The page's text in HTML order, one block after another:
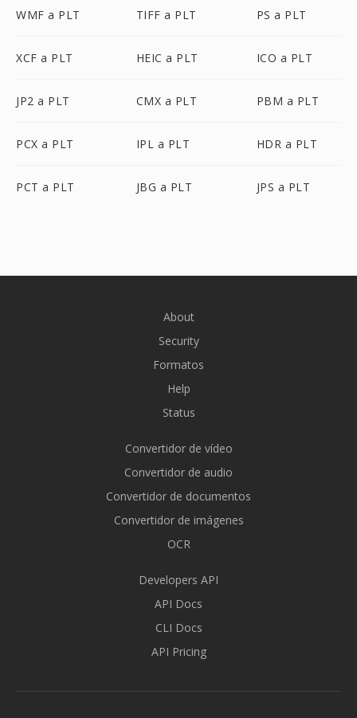
WMF a PLT TIFF a PLT PS a PLT
XCF a PLT HEIC a PLT ICO a PLT
JP2 a PLT CMX a PLT PBM a PLT
PCX a PLT IPL a PLT HDR a PLT
PCT a PLT JBG a PLT JPS a PLT
About
Security
Formatos
Help
Status
Convertidor de vídeo
Convertidor de audio
Convertidor de documentos
Convertidor de imágenes
OCR
Developers API
API Docs
CLI Docs
API Pricing